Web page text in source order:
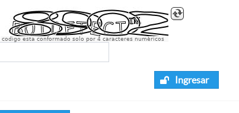
codigo esta conformado solo por 4 caracteres numèricos
Ingresar